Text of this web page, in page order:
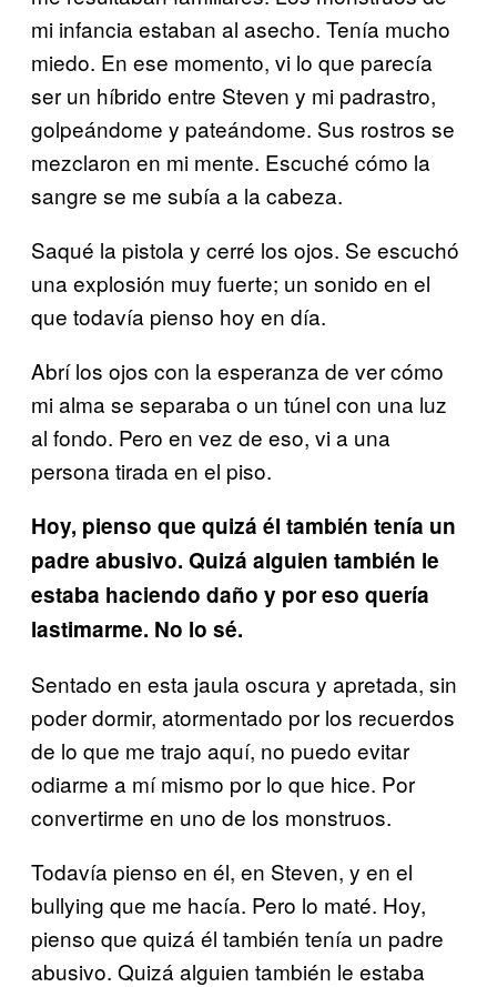
mi infancia estaban al asecho. Tenía mucho
miedo. En ese momento, vi lo que parecía
ser un híbrido entre Steven y mi padrastro,
golpeándome y pateándome. Sus rostros se
mezclaron en mi mente. Escuché cómo la
sangre se me subía a la cabeza.
Saqué la pistola y cerré los ojos. Se escuchó
una explosión muy fuerte; un sonido en el
que todavía pienso hoy en día.
Abrí los ojos con la esperanza de ver cómo
mi alma se separaba o un túnel con una luz
al fondo. Pero en vez de eso, vi a una
persona tirada en el piso.
Hoy, pienso que quizá él también tenía un
padre abusivo. Quizá alguien también le
estaba haciendo daño y por eso quería
lastimarme. No lo sé.
Sentado en esta jaula oscura y apretada, sin
poder dormir, atormentado por los recuerdos
de lo que me trajo aquí, no puedo evitar
odiarme a mí mismo por lo que hice. Por
convertirme en uno de los monstruos.
Todavía pienso en él, en Steven, y en el
bullying que me hacía. Pero lo maté. Hoy,
pienso que quizá él también tenía un padre
abusivo. Quizá alguien también le estaba